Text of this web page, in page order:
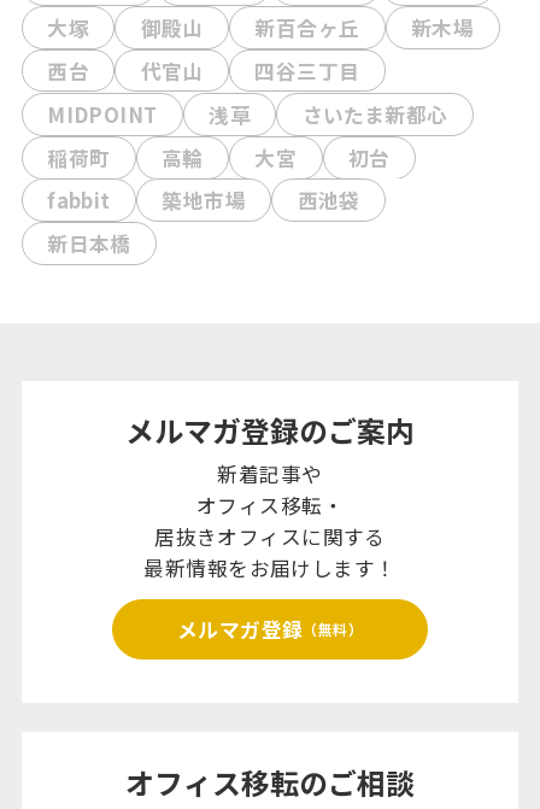
大塚 御殿山 新百合ヶ丘
新木場
西台
代官山
四谷三丁目
MIDPOINT
浅草
さいたま新都心
稲荷町
高輪 大宮
初台
fabbit
築地市場
西池袋
新日本橋
メルマガ登録のご案内
新着記事や
オフィス移転・
居抜きオフィスに関する
最新情報をお届けします！
メルマガ登録 （無料）
オフィス移転のご相談